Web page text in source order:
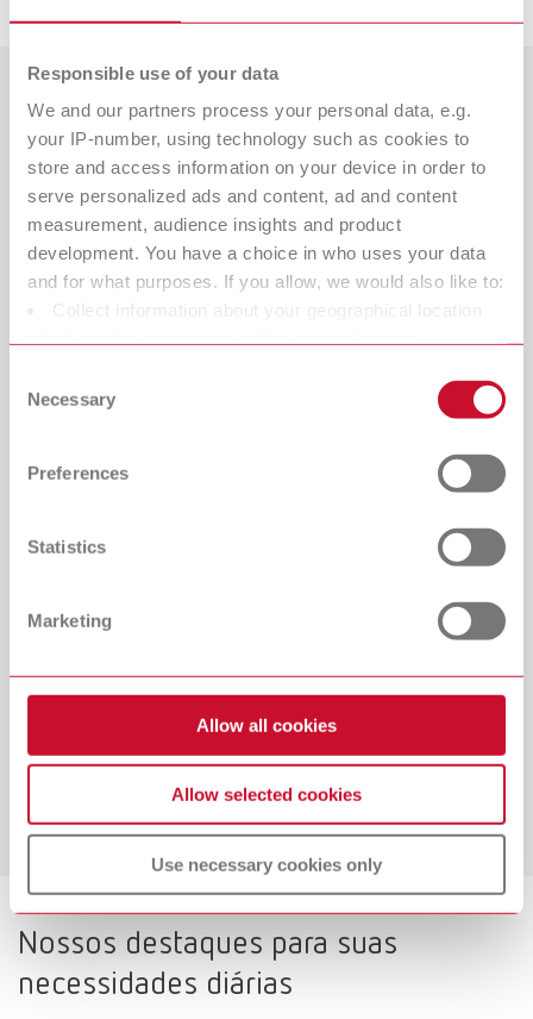
Responsible use of your data
We and our partners process your personal data, e.g.
your IP-number, using technology such as cookies to
store and access information on your device in order to
serve personalized ads and content, ad and content
measurement, audience insights and product
development. You have a choice in who uses your data
and for what purposes. If you allow, we would also like to:
Collect information about your geographical location
characteristics (fingerprinting)
Find out more about how your personal data is processed
and set your preferences in the details section. You can
change or withdraw your consent any time from the
Selection
Necessary
Preferences
Statistics
Marketing
Allow all cookies
Allow selected cookies
Use necessary cookies only
precisão perceptível no dia a dia
Cobra se destacam: Rolloblast garante uma potência de
jateamento uniforme e controlada com mínima remoção
outro lado oferece uma ação agressiva para remoção
Descubra em nosso blog por que abrasivos limpos e de
qualidade são essenciais para o tratamento de
Leia o artigo do blog
Nossos destaques para suas
necessidades diárias